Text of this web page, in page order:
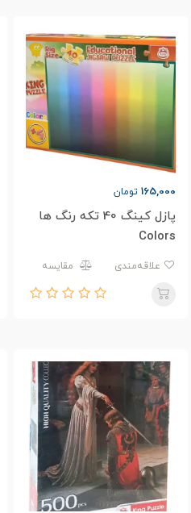
165,000 تومان
پازل کینگ 40 تکه رنگ ها
Colors
مقایسه